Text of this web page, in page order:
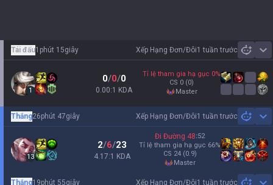
Xếp Hạng Đơn/Đôi1 tuần trước
Tái đấu1phút 15giây
1
0/0/0
0.00:1 KDA
Tỉ lệ tham gia hạ gục 0%
CS 0 (0)
master
Xếp Hạng Đơn/Đôi1 tuần trước
Thắng26phút 47giây
13
2/6/23
4.17:1 KDA
Đi Đường 48:52
Tỉ lệ tham gia hạ gục 66%
CS 24 (0.9)
master
Xếp Hạng Đơn/Đôi1 tuần trước
Thắng19phút 55giây